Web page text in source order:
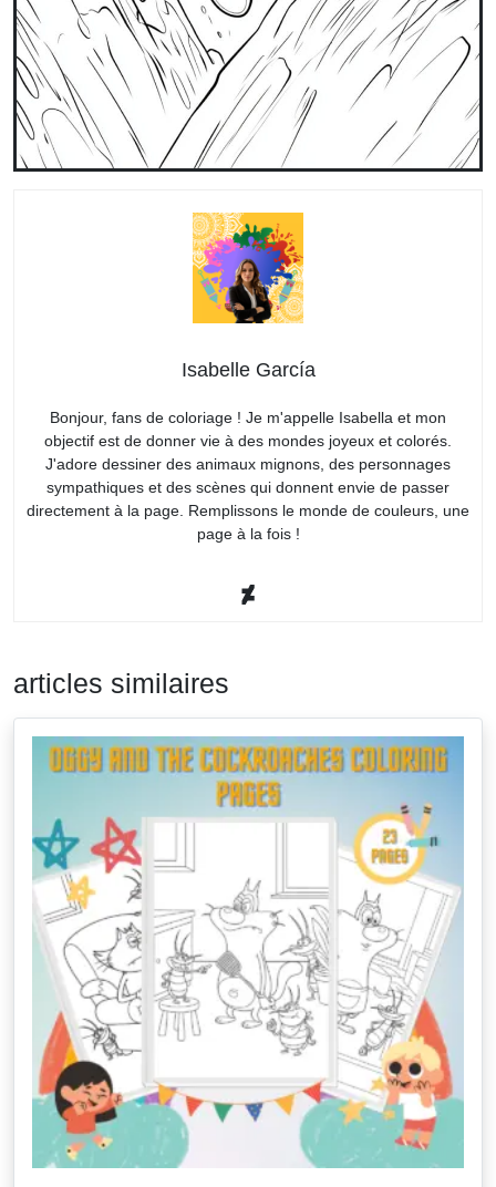
Isabelle García
Bonjour, fans de coloriage ! Je m'appelle Isabella et mon
objectif est de donner vie à des mondes joyeux et colorés.
J'adore dessiner des animaux mignons, des personnages
sympathiques et des scènes qui donnent envie de passer
directement à la page. Remplissons le monde de couleurs, une
page à la fois !
articles similaires